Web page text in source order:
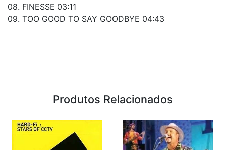
08. FINESSE 03:11
09. TOO GOOD TO SAY GOODBYE 04:43
Produtos Relacionados